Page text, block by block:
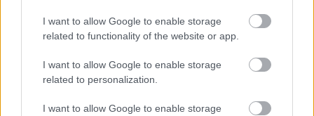
I want to allow Google to enable storage
related to functionality of the website or app.
I want to allow Google to enable storage
related to personalization.
I want to allow Google to enable storage